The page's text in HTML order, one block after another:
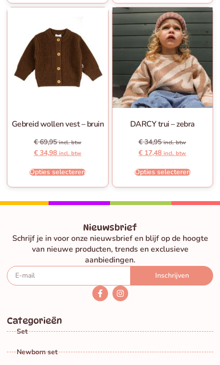
Gebreid wollen vest – bruin
€69,95 incl. btw
€34,98 incl. btw
Opties selecteren
DARCY trui – zebra
€34,95 incl. btw
€ 17,48 incl. btw
Opties selecteren
Nieuwsbrief
Schrijf je in voor onze nieuwsbrief en blijf op de hoogte
van nieuwe producten, trends en exclusieve
aanbiedingen.
Inschrijven
Categorieën
Set
Newborn set